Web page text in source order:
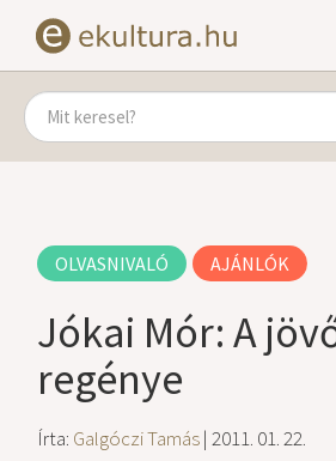
OLVASNIVALÓ AJÁNLÓK
Jókai Mór: A
regénye
Írta: Galgóczi Tamás| 2011. 01. 22.